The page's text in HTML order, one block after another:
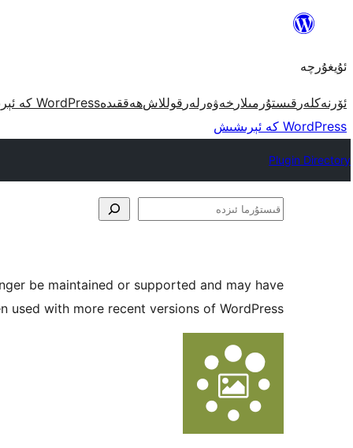
مەزمۇنغا
ئۇيغۇرچە
ئۆرنەكلەر قىستۇرمىلار خەۋەرلەر قوللاشھەققىدەWordPress كە ئېرىشىش
WordPress كە ئېرىشىش
Plugin Directory
قىستۇرما
be maintained or supported and may have
used with more recent versions of WordPress.